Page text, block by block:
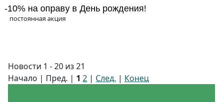
-10% на оправу в День рождения!
постоянная акция
Новости 1 - 20 из 21
Начало | Пред. | 1 2 | След. | Конец